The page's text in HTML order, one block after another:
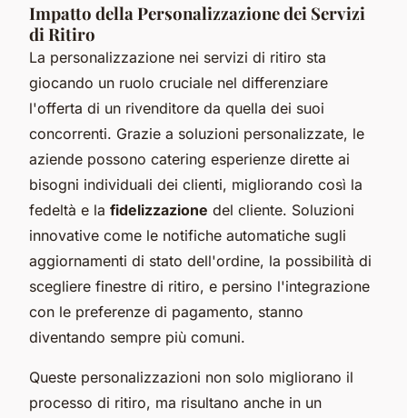
Impatto della Personalizzazione dei Servizi
di Ritiro
La personalizzazione nei servizi di ritiro sta
giocando un ruolo cruciale nel differenziare
l'offerta di un rivenditore da quella dei suoi
concorrenti. Grazie a soluzioni personalizzate, le
aziende possono catering esperienze dirette ai
bisogni individuali dei clienti, migliorando così la
fedeltà e la fidelizzazione del cliente. Soluzioni
innovative come le notifiche automatiche sugli
aggiornamenti di stato dell'ordine, la possibilità di
scegliere finestre di ritiro, e persino l'integrazione
con le preferenze di pagamento, stanno
diventando sempre più comuni.
Queste personalizzazioni non solo migliorano il
processo di ritiro, ma risultano anche in un